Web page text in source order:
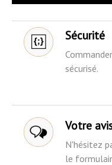
Sécurité
sécurisé.
Votre
N'hésitez
le